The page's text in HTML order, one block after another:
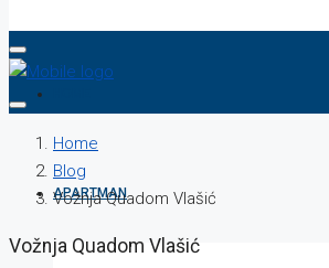
APARTMAN
Home
Blog
Vožnja Quadom Vlašić
Vožnja Quadom Vlašić